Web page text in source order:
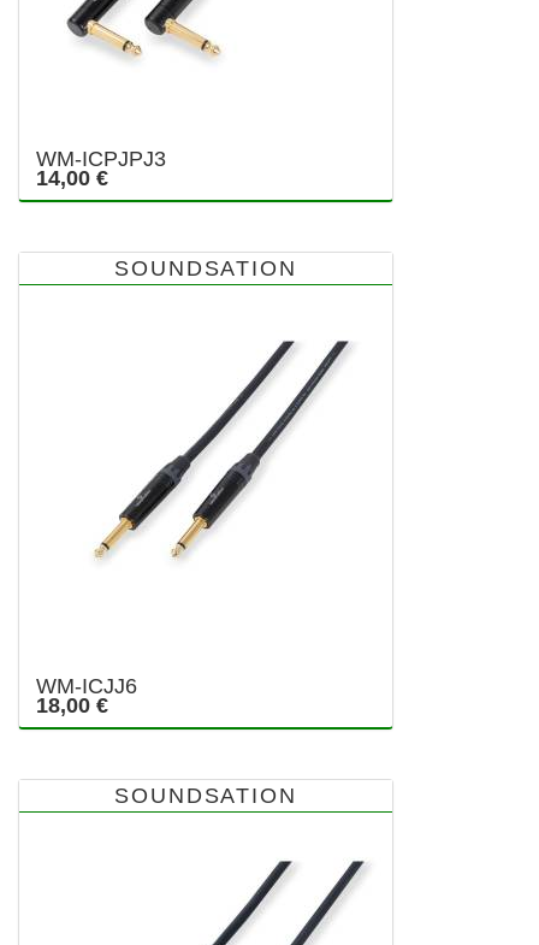
WM-ICPJPJ3
14,00 €
SOUNDSATION
WM-ICJJ6
18,00 €
SOUNDSATION